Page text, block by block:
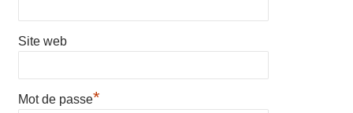
Site web
Mot de passe*